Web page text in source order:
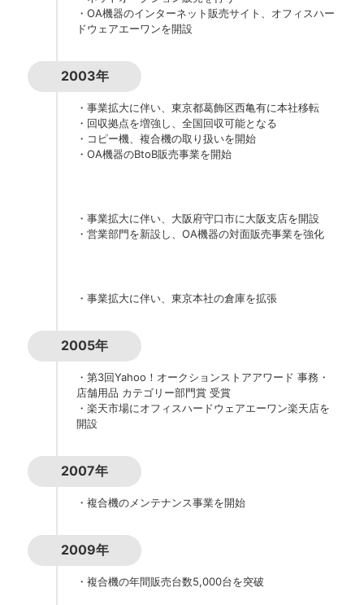
・OA機器のインターネット販売サイト、オフィスハー
ドウェアエーワンを開設
2003年
・事業拡大に伴い、東京都葛飾区西亀有に本社移転
・回収拠点を増強し、全国回収可能となる
・コピー機、複合機の取り扱いを開始
・OA機器のBtoB販売事業を開始
・事業拡大に伴い、大阪府守口市に大阪支店を開設
・営業部門を新設し、OA機器の対面販売事業を強化
・事業拡大に伴い、東京本社の倉庫を拡張
2005年
・第3回Yahoo！オークションストアアワード 事務・
店舗用品 カテゴリー部門賞 受賞
・楽天市場にオフィスハードウェアエーワン楽天店を
開設
2007年
・複合機のメンテナンス事業を開始
2009年
・複合機の年間販売台数5,000台を突破